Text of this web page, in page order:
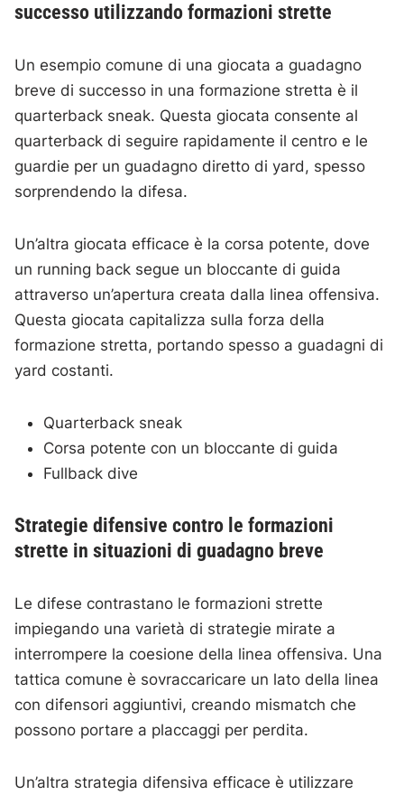
successo utilizzando formazioni strette
Un esempio comune di una giocata a guadagno
breve di successo in una formazione stretta è il
quarterback sneak. Questa giocata consente al
quarterback di seguire rapidamente il centro e le
guardie per un guadagno diretto di yard, spesso
sorprendendo la difesa.
Un’altra giocata efficace è la corsa potente, dove
un running back segue un bloccante di guida
attraverso un’apertura creata dalla linea offensiva.
Questa giocata capitalizza sulla forza della
formazione stretta, portando spesso a guadagni di
yard costanti.
Quarterback sneak
Corsa potente con un bloccante di guida
Fullback dive
Strategie difensive contro le formazioni
strette in situazioni di guadagno breve
Le difese contrastano le formazioni strette
impiegando una varietà di strategie mirate a
interrompere la coesione della linea offensiva. Una
tattica comune è sovraccaricare un lato della linea
con difensori aggiuntivi, creando mismatch che
possono portare a placcaggi per perdita.
Un’altra strategia difensiva efficace è utilizzare